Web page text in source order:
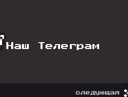
Наш Телеграм
следующая